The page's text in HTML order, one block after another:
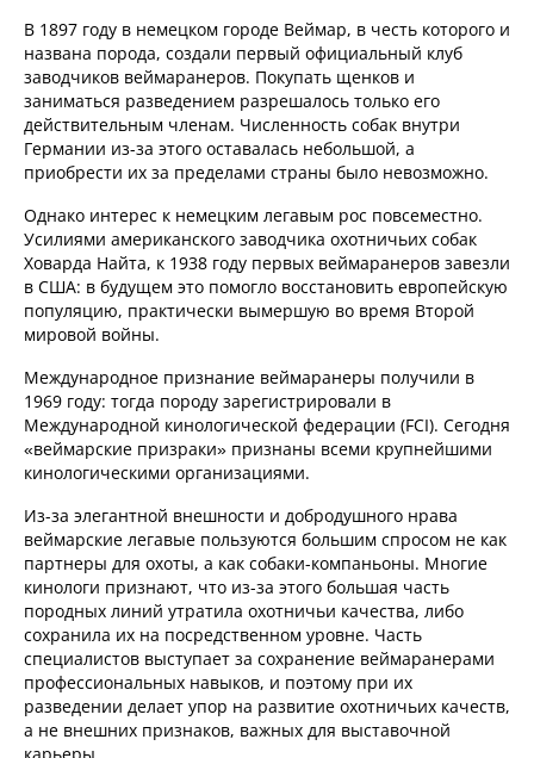
В 1897 году в немецком городе Веймар, в честь которого и
названа порода, создали первый официальный клуб
заводчиков веймаранеров. Покупать щенков и
заниматься разведением разрешалось только его
действительным членам. Численность собак внутри
Германии из-за этого оставалась небольшой, а
приобрести их за пределами страны было невозможно.
Однако интерес к немецким легавым рос повсеместно.
Усилиями американского заводчика охотничьих собак
Ховарда Найта, к 1938 году первых веймаранеров завезли
в США: в будущем это помогло восстановить европейскую
популяцию, практически вымершую во время Второй
мировой войны.
Международное признание веймаранеры получили в
1969 году: тогда породу зарегистрировали в
Международной кинологической федерации (FCI). Сегодня
«веймарские призраки» признаны всеми крупнейшими
кинологическими организациями.
Из-за элегантной внешности и добродушного нрава
веймарские легавые пользуются большим спросом не как
партнеры для охоты, а как собаки-компаньоны. Многие
кинологи признают, что из-за этого большая часть
породных линий утратила охотничьи качества, либо
сохранила их на посредственном уровне. Часть
специалистов выступает за сохранение веймаранерами
профессиональных навыков, и поэтому при их
разведении делает упор на развитие охотничьих качеств,
а не внешних признаков, важных для выставочной